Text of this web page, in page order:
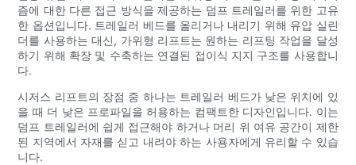
즘에 대한 다른 접근 방식을 제공하는 덤프 트레일러를 위한 고유
한 옵션입니다. 트레일러 베드를 올리거나 내리기 위해 유압 실린
더를 사용하는 대신, 가위형 리프트는 원하는 리프팅 작업을 달성
하기 위해 확장 및 수축하는 연결된 접이식 지지 구조를 사용합니
다.
시저스 리프트의 장점 중 하나는 트레일러 베드가 낮은 위치에 있
을 때 더 낮은 프로파일을 허용하는 컴팩트한 디자인입니다. 이는
덤프 트레일러에 쉽게 접근해야 하거나 머리 위 여유 공간이 제한
된 지역에서 자재를 싣고 내려야 하는 사용자에게 유리할 수 있습
니다.